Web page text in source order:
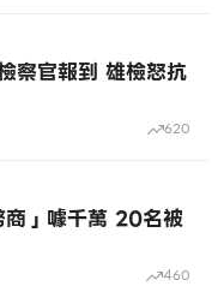
察官報到 雄檢怒抗
620
商」噱千萬 20名被
460